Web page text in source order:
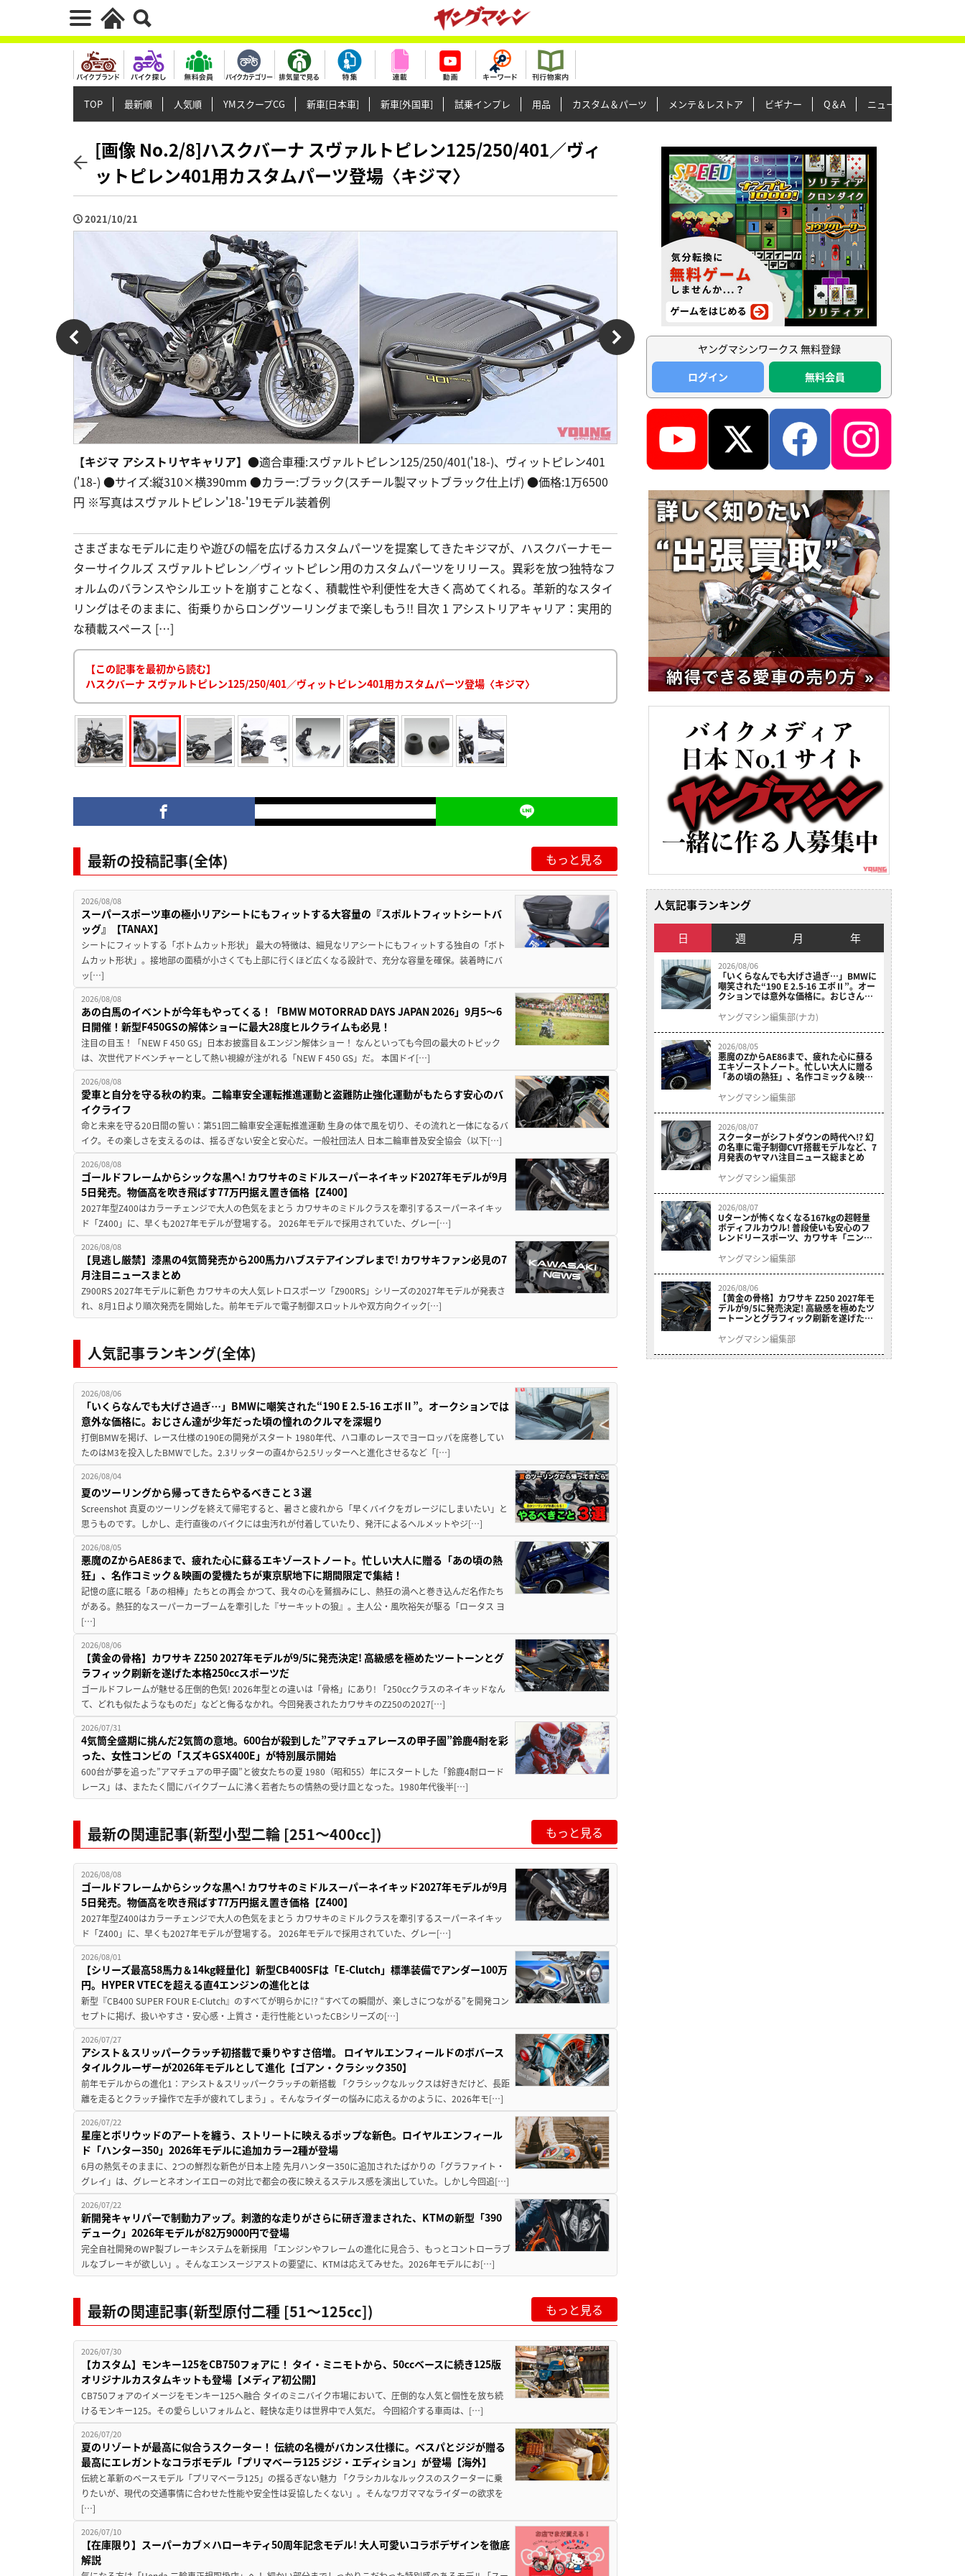
TOP 最新順 人気順 YMスクープCG 新車[日本車] 新車[外国車] 試乗インプレ 用品 カスタム＆パーツ メンテ＆レストア ビギナー Q＆A ニュース＆トピックス
[画像 No.2/8]ハスクバーナ スヴァルトピレン125/250/401／ヴィ
ットピレン401用カスタムパーツ登場〈キジマ〉
2021/10/21
【キジマ アシストリヤキャリア】 ●適合車種:スヴァルトピレン125/250/401('18-)、ヴィットピレン401
('18-) ●サイズ:縦310×横390mm ●カラー:ブラック(スチール製マットブラック仕上げ) ●価格:1万6500
円 ※写真はスヴァルトピレン'18-'19モデル装着例
さまざまなモデルに走りや遊びの幅を広げるカスタムパーツを提案してきたキジマが、ハスクバーナモー
ターサイクルズ スヴァルトピレン／ヴィットピレン用のカスタムパーツをリリース。異彩を放つ独特なフ
ォルムのバランスやシルエットを崩すことなく、積載性や利便性を大きく高めてくれる。革新的なスタイ
リングはそのままに、街乗りからロングツーリングまで楽しもう!! 目次 1 アシストリアキャリア：実用的
な積載スペース […]
【この記事を最初から読む】
ハスクバーナ スヴァルトピレン125/250/401／ヴィットピレン401用カスタムパーツ登場〈キジマ〉
最新の投稿記事(全体) もっと見る
2026/08/08
スーパースポーツ車の極小リアシートにもフィットする大容量の『スポルトフィットシートバ
ッグ』【TANAX】
シートにフィットする「ボトムカット形状」 最大の特徴は、細見なリアシートにもフィットする独自の「ボト
ムカット形状」。接地部の面積が小さくても上部に行くほど広くなる設計で、充分な容量を確保。装着時にバ
ッ[…]
2026/08/08
あの白馬のイベントが今年もやってくる！「BMW MOTORRAD DAYS JAPAN 2026」9月5〜6
日開催！新型F450GSの解体ショーに最大28度ヒルクライムも必見！
注目の目玉！「NEW F 450 GS」日本お披露目＆エンジン解体ショー！ なんといっても今回の最大のトピック
は、次世代アドベンチャーとして熱い視線が注がれる「NEW F 450 GS」だ。 本国ドイ[…]
2026/08/08
愛車と自分を守る秋の約束。二輪車安全運転推進運動と盗難防止強化運動がもたらす安心のバ
イクライフ
命と未来を守る20日間の誓い：第51回二輪車安全運転推進運動 生身の体で風を切り、その流れと一体になるバ
イク。その楽しさを支えるのは、揺るぎない安全と安心だ。一般社団法人 日本二輪車普及安全協会（以下[…]
2026/08/08
ゴールドフレームからシックな黒へ! カワサキのミドルスーパーネイキッド2027年モデルが9月
5日発売。物価高を吹き飛ばす77万円据え置き価格【Z400】
2027年型Z400はカラーチェンジで大人の色気をまとう カワサキのミドルクラスを牽引するスーパーネイキッ
ド「Z400」に、早くも2027年モデルが登場する。 2026年モデルで採用されていた、グレー[…]
2026/08/08
【見逃し厳禁】漆黒の4気筒発売から200馬力ハブステアインプレまで! カワサキファン必見の7
月注目ニュースまとめ
Z900RS 2027年モデルに新色 カワサキの大人気レトロスポーツ「Z900RS」シリーズの2027年モデルが発表さ
れ、8月1日より順次発売を開始した。前年モデルで電子制御スロットルや双方向クイック[…]
人気記事ランキング(全体)
2026/08/06
「いくらなんでも大げさ過ぎ…」BMWに嘲笑された“190 E 2.5-16 エボⅡ”。オークションでは
意外な価格に。おじさん達が少年だった頃の憧れのクルマを深堀り
打倒BMWを掲げ、レース仕様の190Eの開発がスタート 1980年代、ハコ車のレースでヨーロッパを席巻してい
たのはM3を投入したBMWでした。2.3リッターの直4から2.5リッターへと進化させるなど「[…]
2026/08/04
夏のツーリングから帰ってきたらやるべきこと３選
Screenshot 真夏のツーリングを終えて帰宅すると、暑さと疲れから「早くバイクをガレージにしまいたい」と
思うものです。しかし、走行直後のバイクには虫汚れが付着していたり、発汗によるヘルメットやジ[…]
2026/08/05
悪魔のZからAE86まで、疲れた心に蘇るエキゾーストノート。忙しい大人に贈る「あの頃の熱
狂」、名作コミック＆映画の愛機たちが東京駅地下に期間限定で集結！
記憶の底に眠る「あの相棒」たちとの再会 かつて、我々の心を鷲掴みにし、熱狂の渦へと巻き込んだ名作たち
がある。熱狂的なスーパーカーブームを牽引した『サーキットの狼』。主人公・風吹裕矢が駆る「ロータス ヨ
[…]
2026/08/06
【黄金の骨格】カワサキ Z250 2027年モデルが9/5に発売決定! 高級感を極めたツートーンとグ
ラフィック刷新を遂げた本格250ccスポーツだ
ゴールドフレームが魅せる圧倒的色気! 2026年型との違いは「骨格」にあり! 「250ccクラスのネイキッドなん
て、どれも似たようなものだ」などと侮るなかれ。今回発表されたカワサキのZ250の2027[…]
2026/07/31
4気筒全盛期に挑んだ2気筒の意地。600台が殺到した”アマチュアレースの甲子園”鈴鹿4耐を彩
った、女性コンビの「スズキGSX400E」が特別展示開始
600台が夢を追った”アマチュアの甲子園”と彼女たちの夏 1980（昭和55）年にスタートした「鈴鹿4耐ロード
レース」は、またたく間にバイクブームに沸く若者たちの情熱の受け皿となった。1980年代後半[…]
最新の関連記事(新型小型二輪 [251〜400cc]) もっと見る
2026/08/08
ゴールドフレームからシックな黒へ! カワサキのミドルスーパーネイキッド2027年モデルが9月
5日発売。物価高を吹き飛ばす77万円据え置き価格【Z400】
2027年型Z400はカラーチェンジで大人の色気をまとう カワサキのミドルクラスを牽引するスーパーネイキッ
ド「Z400」に、早くも2027年モデルが登場する。 2026年モデルで採用されていた、グレー[…]
2026/08/01
【シリーズ最高58馬力＆14kg軽量化】新型CB400SFは「E-Clutch」標準装備でアンダー100万
円。HYPER VTECを超える直4エンジンの進化とは
新型『CB400 SUPER FOUR E-Clutch』のすべてが明らかに!? “すべての瞬間が、楽しさにつながる”を開発コン
セプトに掲げ、扱いやすさ・安心感・上質さ・走行性能といったCBシリーズの[…]
2026/07/27
アシスト＆スリッパークラッチ初搭載で乗りやすさ倍増。 ロイヤルエンフィールドのボバース
タイルクルーザーが2026年モデルとして進化【ゴアン・クラシック350】
前年モデルからの進化1：アシスト＆スリッパークラッチの新搭載 「クラシックなルックスは好きだけど、長距
離を走るとクラッチ操作で左手が疲れてしまう」。そんなライダーの悩みに応えるかのように、2026年モ[…]
2026/07/22
星座とボリウッドのアートを纏う、ストリートに映えるポップな新色。ロイヤルエンフィール
ド「ハンター350」2026年モデルに追加カラー2種が登場
6月の熱気そのままに、2つの鮮烈な新色が日本上陸 先月ハンター350に追加されたばかりの「グラファイト・
グレイ」は、グレーとネオンイエローの対比で都会の夜に映えるステルス感を演出していた。しかし今回追[…]
2026/07/22
新開発キャリパーで制動力アップ。刺激的な走りがさらに研ぎ澄まされた、KTMの新型「390
デューク」2026年モデルが82万9000円で登場
完全自社開発のWP製ブレーキシステムを新採用 「エンジンやフレームの進化に見合う、もっとコントローラブ
ルなブレーキが欲しい」。そんなエンスージアストの要望に、KTMは応えてみせた。2026年モデルにお[…]
最新の関連記事(新型原付二種 [51〜125cc]) もっと見る
2026/07/30
【カスタム】モンキー125をCB750フォアに！ タイ・ミニモトから、50ccベースに続き125版
オリジナルカスタムキットも登場【メディア初公開】
CB750フォアのイメージをモンキー125へ融合 タイのミニバイク市場において、圧倒的な人気と個性を放ち続
けるモンキー125。その愛らしいフォルムと、軽快な走りは世界中で人気だ。 今回紹介する車両は、[…]
2026/07/20
夏のリゾートが最高に似合うスクーター！ 伝統の名機がバカンス仕様に。ベスパとジジが贈る
最高にエレガントなコラボモデル「プリマベーラ125 ジジ・エディション」が登場【海外】
伝統と革新のベースモデル「プリマベーラ125」の揺るぎない魅力 「クラシカルなルックスのスクーターに乗
りたいが、現代の交通事情に合わせた性能や安全性は妥協したくない」。そんなワガママなライダーの欲求を
[…]
2026/07/10
【在庫限り】スーパーカブ×ハローキティ50周年記念モデル! 大人可愛いコラボデザインを徹底
解説
ヤングマシンワークス 無料登録
ログイン
無料会員
人気記事ランキング
日 週 月 年
2026/08/06
「いくらなんでも大げさ過ぎ…」BMWに
嘲笑された“190 E 2.5-16 エボⅡ”。オー
クションでは意外な価格に。おじさん達
ヤングマシン編集部(ナカ)
2026/08/05
悪魔のZからAE86まで、疲れた心に蘇る
エキゾーストノート。忙しい大人に贈る
「あの頃の熱狂」、名作コミック＆映画
結！
ヤングマシン編集部
2026/08/07
スクーターがシフトダウンの時代へ!? 幻
の名車に電子制御CVT搭載モデルなど、7
月発表のヤマハ注目ニュース総まとめ
ヤングマシン編集部
2026/08/07
Uターンが怖くなくなる167kgの超軽量
ボディフルカウル! 普段使いも安心のフ
レンドリースポーツ、カワサキ「ニンジ
9/5発売
ヤングマシン編集部
2026/08/06
【黄金の骨格】カワサキ Z250 2027年モ
デルが9/5に発売決定! 高級感を極めたツ
ートーンとグラフィック刷新を遂げた本
ヤングマシン編集部